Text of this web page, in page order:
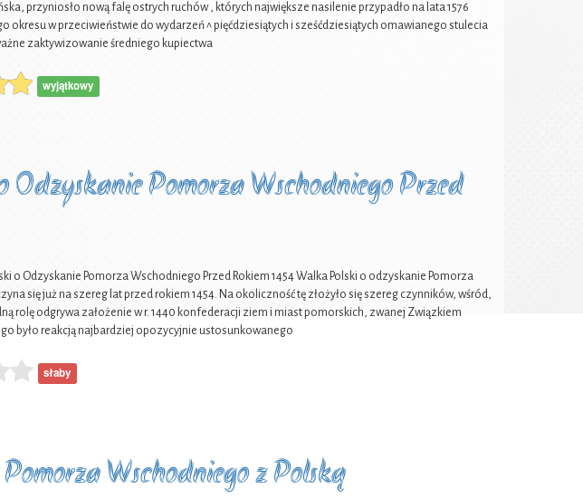
przyniosło nową falę ostrych ruchów , których największe nasilenie przypadło na lata 1576
okresu w przeciwieństwie do wydarzeń ^ pięćdziesiątych i sześćdziesiątych omawianego stulecia
zaktywizowanie średniego kupiectwa
wyjątkowy
Pomorza Wschodniego Przed
o Odzyskanie Pomorza Wschodniego Przed Rokiem 1454 Walka Polski o odzyskanie Pomorza
się już na szereg lat przed rokiem 1454. Na okoliczność tę złożyło się szereg czynników, wśród,
rolę odgrywa założenie w r. 1440 konfederacji ziem i miast pomorskich, zwanej Związkiem
było reakcją najbardziej opozycyjnie ustosunkowanego
słaby
Wschodniego z Polską